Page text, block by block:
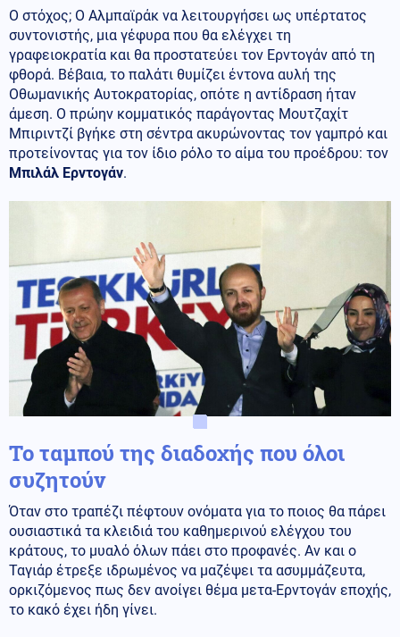
Ο στόχος; Ο Αλμπαϊράκ να λειτουργήσει ως υπέρτατος
συντονιστής, μια γέφυρα που θα ελέγχει τη
γραφειοκρατία και θα προστατεύει τον Ερντογάν από τη
φθορά. Βέβαια, το παλάτι θυμίζει έντονα αυλή της
Οθωμανικής Αυτοκρατορίας, οπότε η αντίδραση ήταν
άμεση. Ο πρώην κομματικός παράγοντας Μουτζαχίτ
Μπιριντζί βγήκε στη σέντρα ακυρώνοντας τον γαμπρό και
προτείνοντας για τον ίδιο ρόλο το αίμα του προέδρου: τον
Μπιλάλ Ερντογάν.
Το ταμπού της διαδοχής που όλοι
συζητούν
Όταν στο τραπέζι πέφτουν ονόματα για το ποιος θα πάρει
ουσιαστικά τα κλειδιά του καθημερινού ελέγχου του
κράτους, το μυαλό όλων πάει στο προφανές. Αν και ο
Ταγιάρ έτρεξε ιδρωμένος να μαζέψει τα ασυμμάζευτα,
ορκιζόμενος πως δεν ανοίγει θέμα μετα-Ερντογάν εποχής,
το κακό έχει ήδη γίνει.